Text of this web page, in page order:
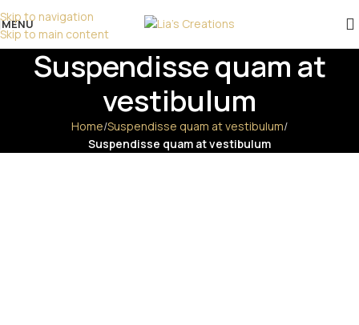
Skip to navigation
Skip to main content
επικοινωνήστε μαζί μας!
MENU
Suspendisse quam at
vestibulum
Home/Suspendisse quam at vestibulum/
Suspendisse quam at vestibulum